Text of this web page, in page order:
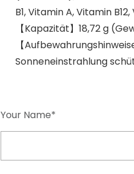
B1, Vitamin A, Vitamin
【Kapazität】18,72 g
【
Sonneneinstrahlung
Your Name*